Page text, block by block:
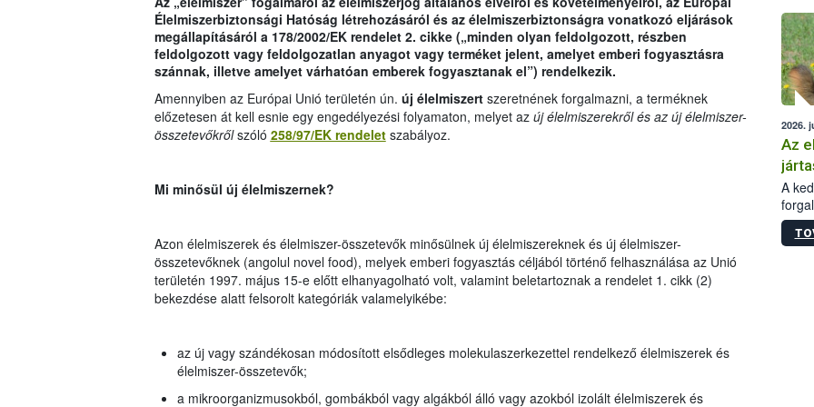
Élelmiszerbiztonsági Hatóság létrehozásáról és az élelmiszerbiztonságra vonatkozó eljárások
megállapításáról a 178/2002/EK rendelet 2. cikke („minden olyan feldolgozott, részben
feldolgozott vagy feldolgozatlan anyagot vagy terméket jelent, amelyet emberi fogyasztásra
szánnak, illetve amelyet várhatóan emberek fogyasztanak el”) rendelkezik.
Amennyiben az Európai Unió területén ún. új élelmiszertszeretnének forgalmazni, a terméknek
előzetesen át kell esnie egy engedélyezési folyamaton, melyet az új élelmiszerekről és az új élelmiszer-
összetevőkrőlszóló 258/97/EK rendeletszabályoz.
Mi minősül új élelmiszernek?
Azon élelmiszerek és élelmiszer-összetevők minősülnek új élelmiszereknek és új élelmiszer-
összetevőknek (angolul novel food), melyek emberi fogyasztás céljából történő felhasználása az Unió
területén 1997. május 15-e előtt elhanyagolható volt, valamint beletartoznak a rendelet 1. cikk (2)
bekezdése alatt felsorolt kategóriák valamelyikébe:
az új vagy szándékosan módosított elsődleges molekulaszerkezettel rendelkező élelmiszerek és
élelmiszer-összetevők;
a mikroorganizmusokból, gombákból vagy algákból álló vagy azokból izolált élelmiszerek és
2026.
Az
A